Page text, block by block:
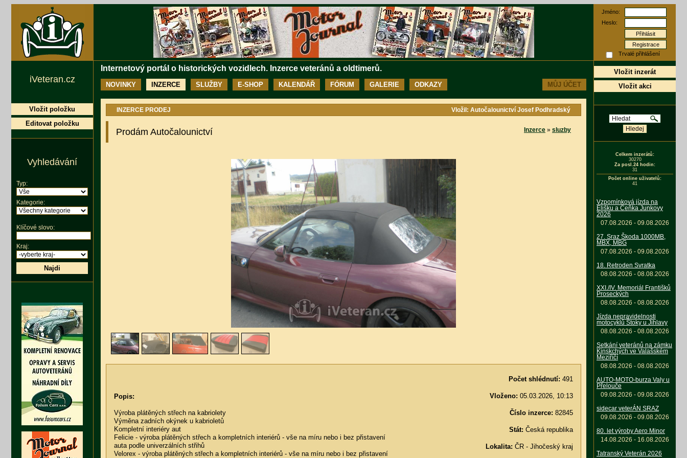
Internetový portál o historických vozidlech. Inzerce veteránů a oldtimerů.
NOVINKY INZERCE SLUŽBY E-SHOP KALENDÁŘ FÓRUM GALERIE ODKAZY MŮJ ÚČET
Vložil: Autočalounictví Josef Podhradský
INZERCE PRODEJ
Inzerce » sluzby
Prodám Autočalounictví
Popis:
Výroba plátěných střech na kabriolety
Výměna zadních okýnek u kabrioletů
Kompletní interiéry aut
Felicie - výroba plátěných střech a kompletních interiérů - vše na míru nebo i bez přistavení
auta podle univerzálních střihů
Velorex - výroba plátěných střech a kompletních interiérů - vše na míru nebo i bez přistavení
Počet shlédnutí: 491
Vloženo: 05.03.2026, 10:13
Číslo inzerce: 82845
Stát: Česká republika
Lokalita: ČR - Jihočeský kraj
Jméno:
Heslo:
Registrace
Trvalé přihlášení
Vložit inzerát
Vložit akci
Celkem inzerátů:
30270
Za posl.24 hodin:
31
Počet online uživatelů:
44
Vzpomínková jízda na
Elišku a Čeňka Junkovy
2026
07.08.2026 - 09.08.2026
27. Sraz Škoda 1000MB,
MBX, MBG
07.08.2026 - 09.08.2026
18. Retroden Svratka
08.08.2026 - 08.08.2026
XXI./IV. Memoriál Františků
Proseckých
08.08.2026 - 08.08.2026
Jízda nepravidelnosti
motocyklů Štoky u Jihlavy
08.08.2026 - 08.08.2026
Setkání veteránů na zámku
Kinskchých ve Valašském
Meziříčí
08.08.2026 - 08.08.2026
AUTO-MOTO-burza Valy u
Přelouče
09.08.2026 - 09.08.2026
sidecar veterÁN SRAZ
09.08.2026 - 09.08.2026
80. let výroby Aero Minor
14.08.2026 - 16.08.2026
Tatranský Veterán 2026
iVeteran.cz
Vložit položku
Editovat položku
Vyhledávání
Typ:
Kategorie:
Klíčové slovo:
Kraj:
Najdi